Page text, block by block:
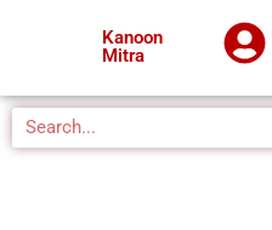
Kanoon
Mitra